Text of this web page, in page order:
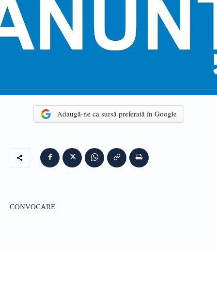
Adaugă-ne ca sursă preferată în Google
CONVOCARE